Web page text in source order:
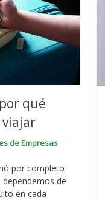
qué
de Empresas
por completo
dependemos de
en cada